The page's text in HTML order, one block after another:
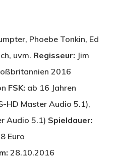
Phoebe Tonkin, Ed
uvm. Regisseur: Jim
2016
FSK: ab 16 Jahren
HD Master Audio 5.1),
Audio 5.1) Spieldauer:
Euro
28.10.2016